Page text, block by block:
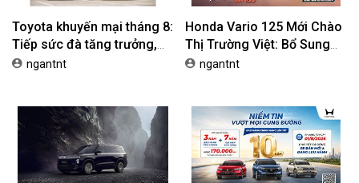
Toyota khuyến mại tháng 8:
Tiếp sức đà tăng trưởng,
tối ưu chi phí mua xe
ngantnt
Honda Vario 125 Mới Chào
Thị Trường Việt: Bổ Sung
Phiên Bản Street, Giá Từ
ngantnt